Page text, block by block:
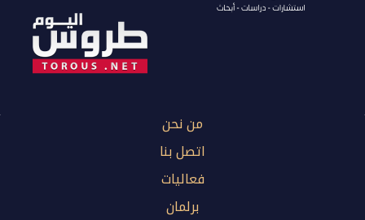
من نحن
اتصل بنا
فعاليات
برلمان